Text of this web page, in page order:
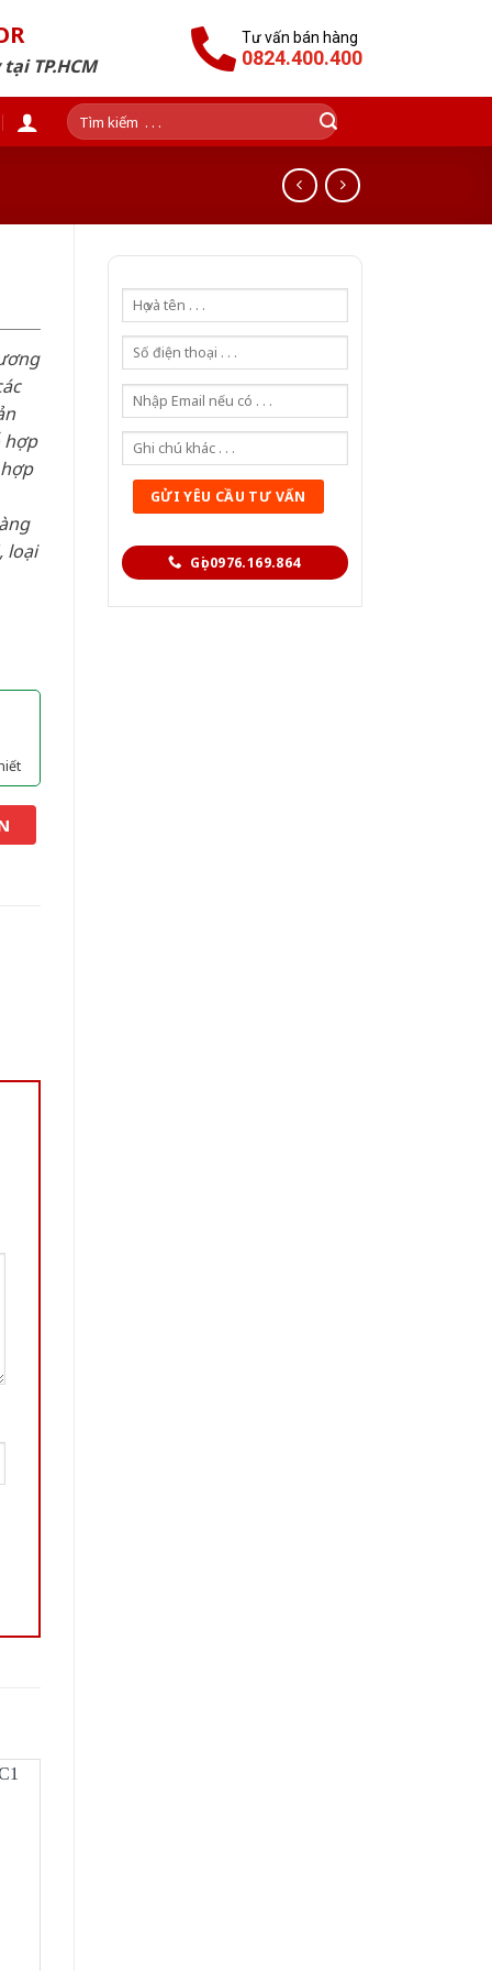
TP.HCM
Tư vấn bán hàng
0824.400.400
Tìm
kiếm:
Gọi 0976.169.864
hợp
loại